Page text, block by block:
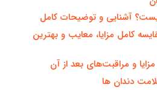
آشنایی و توضیحات کامل
کامل مزایا، معایب و بهترین
و مراقبت‌های بعد از آن
دندان ها